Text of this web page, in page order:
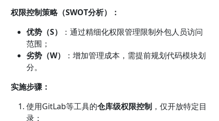
权限控制策略（SWOT分析）：
优势（S）
：通过精细化权限管理限制外包人员访问
范围；
劣势（W）
：增加管理成本，需提前规划代码模块划
分。
实施步骤：
使用GitLab等工具的仓库级权限控制 ，仅开放特定目
录；